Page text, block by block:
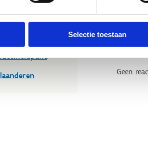
Selectie toestaan
feitelijke inhoud
te verbeteren.​
bij de
.
.​
Nog
heeft
Geen